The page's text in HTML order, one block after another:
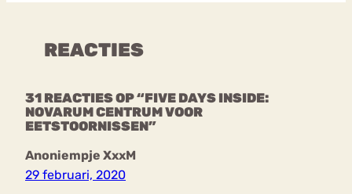
REACTIES
31 REACTIES OP “FIVE DAYS INSIDE:
NOVARUM CENTRUM VOOR
EETSTOORNISSEN”
Anoniempje XxxM
29 februari, 2020